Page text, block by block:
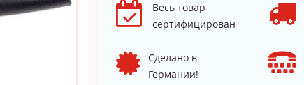
Весь товар
сертифицирован
Сделано в
Германии!